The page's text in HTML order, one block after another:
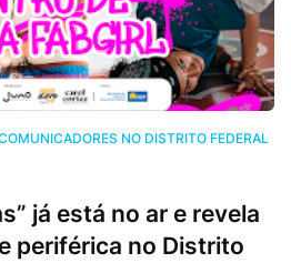
NO DISTRITO FEDERAL
já está no ar e revela
periférica no Distrito